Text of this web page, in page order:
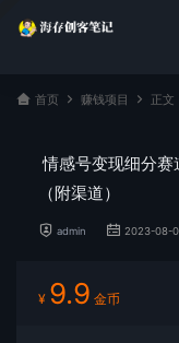
首页 赚钱项目 正文
情感号变现细分
（附渠道）
admin 2023-08-
¥ 9.9 金币